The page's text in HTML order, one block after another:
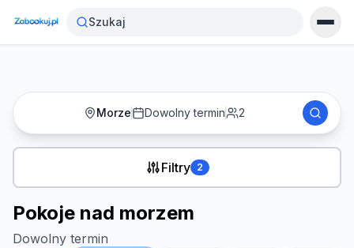
Strona główna›Noclegi
Szukaj
Morze Dowolny termin 2
Filtry 2
Pokoje nad morzem
Dowolny termin